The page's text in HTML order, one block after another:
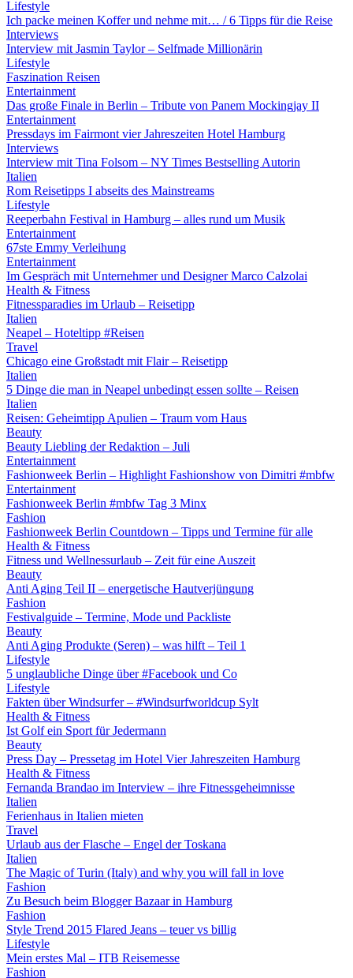
Lifestyle
Ich packe meinen Koffer und nehme mit… / 6 Tipps für die Reise
Interviews
Interview mit Jasmin Taylor – Selfmade Millionärin
Lifestyle
Faszination Reisen
Entertainment
Das große Finale in Berlin – Tribute von Panem Mockingjay II
Entertainment
Pressdays im Fairmont vier Jahreszeiten Hotel Hamburg
Interviews
Interview mit Tina Folsom – NY Times Bestselling Autorin
Italien
Rom Reisetipps I abseits des Mainstreams
Lifestyle
Reeperbahn Festival in Hamburg – alles rund um Musik
Entertainment
67ste Emmy Verleihung
Entertainment
Im Gespräch mit Unternehmer und Designer Marco Calzolai
Health & Fitness
Fitnessparadies im Urlaub – Reisetipp
Italien
Neapel – Hoteltipp #Reisen
Travel
Chicago eine Großstadt mit Flair – Reisetipp
Italien
5 Dinge die man in Neapel unbedingt essen sollte – Reisen
Italien
Reisen: Geheimtipp Apulien – Traum vom Haus
Beauty
Beauty Liebling der Redaktion – Juli
Entertainment
Fashionweek Berlin – Highlight Fashionshow von Dimitri #mbfw
Entertainment
Fashionweek Berlin #mbfw Tag 3 Minx
Fashion
Fashionweek Berlin Countdown – Tipps und Termine für alle
Health & Fitness
Fitness und Wellnessurlaub – Zeit für eine Auszeit
Beauty
Anti Aging Teil II – energetische Hautverjüngung
Fashion
Festivalguide – Termine, Mode und Packliste
Beauty
Anti Aging Produkte (Seren) – was hilft – Teil 1
Lifestyle
5 unglaubliche Dinge über #Facebook und Co
Lifestyle
Fakten über Windsurfer – #Windsurfworldcup Sylt
Health & Fitness
Ist Golf ein Sport für Jedermann
Beauty
Press Day – Pressetag im Hotel Vier Jahreszeiten Hamburg
Health & Fitness
Fernanda Brandao im Interview – ihre Fitnessgeheimnisse
Italien
Ferienhaus in Italien mieten
Travel
Urlaub aus der Flasche – Engel der Toskana
Italien
The Magic of Turin (Italy) and why you will fall in love
Fashion
Zu Besuch beim Blogger Bazaar in Hamburg
Fashion
Style Trend 2015 Flared Jeans – teuer vs billig
Lifestyle
Mein erstes Mal – ITB Reisemesse
Fashion